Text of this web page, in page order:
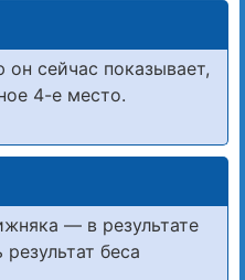
сейчас показывает,
4-е место.
— в результате
беса